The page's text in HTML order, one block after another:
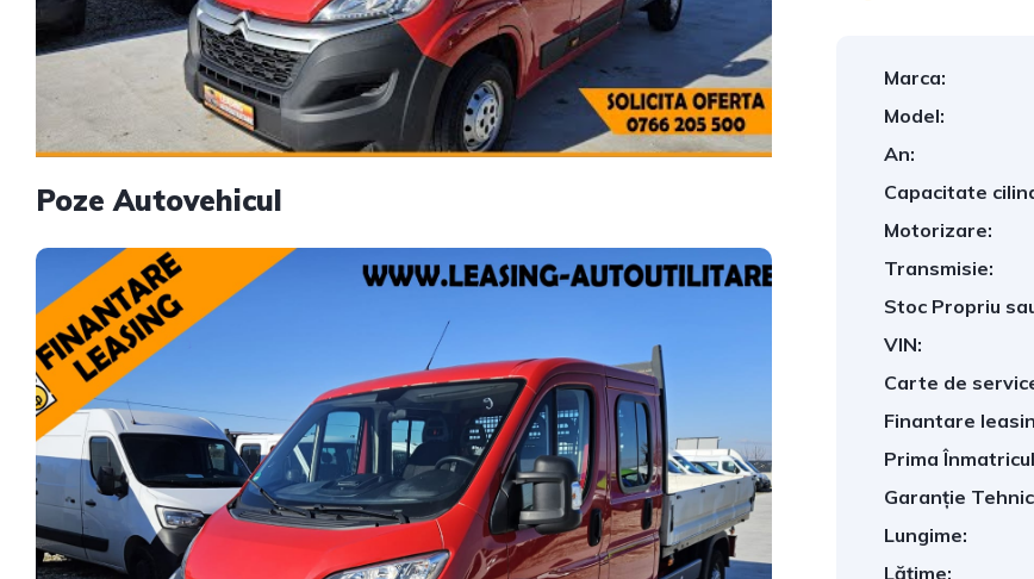
Poze Autovehicul
Marca:
Model:
An:
Capacitate
Motorizare:
Transmisie:
Stoc Propriu
VIN:
Carte de
Finantare
Prima
Garanție
Lungime:
Lățime: